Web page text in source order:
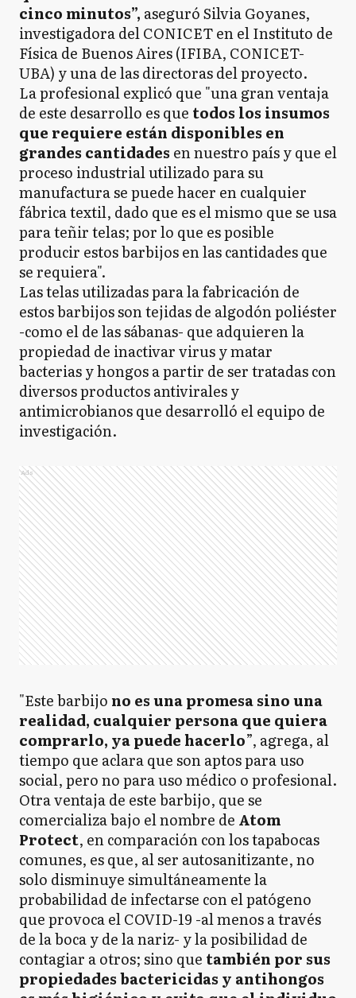
cinco minutos”, aseguró Silvia Goyanes,
investigadora del CONICET en el Instituto de
Física de Buenos Aires (IFIBA, CONICET-
UBA) y una de las directoras del proyecto.
La profesional explicó que "una gran ventaja
de este desarrollo es que todos los insumos
que requiere están disponibles en
grandes cantidades en nuestro país y que el
proceso industrial utilizado para su
manufactura se puede hacer en cualquier
fábrica textil, dado que es el mismo que se usa
para teñir telas; por lo que es posible
producir estos barbijos en las cantidades que
se requiera".
Las telas utilizadas para la fabricación de
estos barbijos son tejidas de algodón poliéster
-como el de las sábanas- que adquieren la
propiedad de inactivar virus y matar
bacterias y hongos a partir de ser tratadas con
diversos productos antivirales y
antimicrobianos que desarrolló el equipo de
investigación.
Ads
"Este barbijo no es una promesa sino una
realidad, cualquier persona que quiera
comprarlo, ya puede hacerlo”, agrega, al
tiempo que aclara que son aptos para uso
social, pero no para uso médico o profesional.
Otra ventaja de este barbijo, que se
comercializa bajo el nombre de Atom
Protect, en comparación con los tapabocas
comunes, es que, al ser autosanitizante, no
solo disminuye simultáneamente la
probabilidad de infectarse con el patógeno
que provoca el COVID-19 -al menos a través
de la boca y de la nariz- y la posibilidad de
contagiar a otros; sino que también por sus
propiedades bactericidas y antihongos